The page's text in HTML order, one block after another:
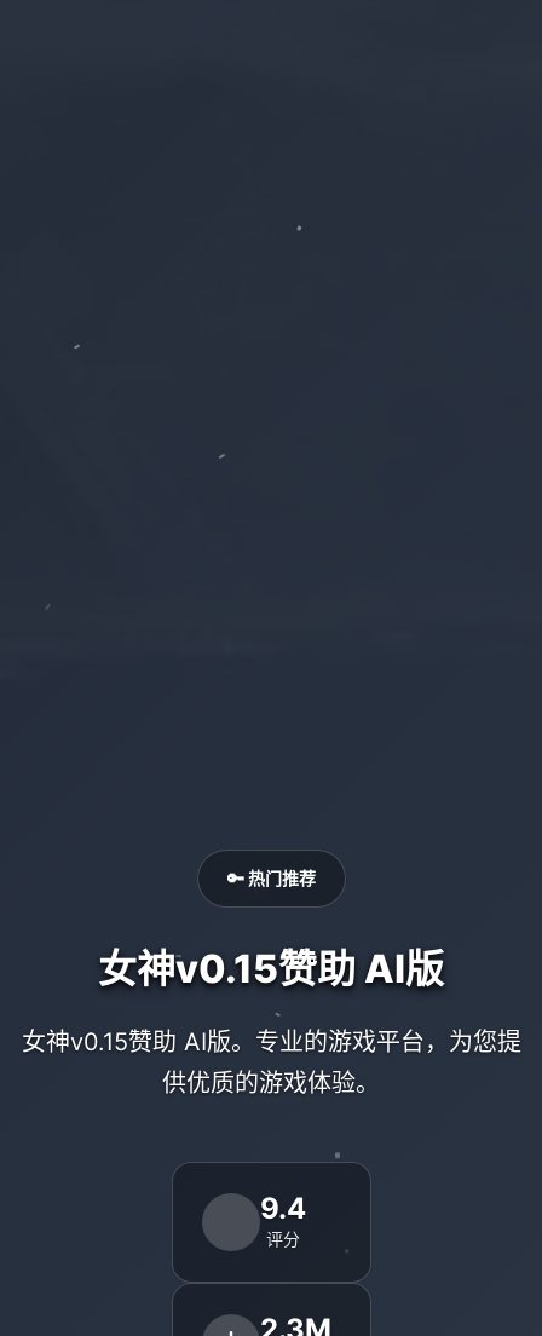
🔑 热门推荐
女神v0.15赞助 AI版
女神v0.15赞助 AI版。专业的游戏平台，为您提
供优质的游戏体验。
9.4
评分
2.3M